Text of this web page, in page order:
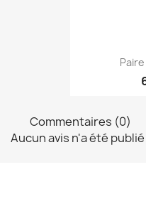
Commentaires (0)
Aucun avis n'a été